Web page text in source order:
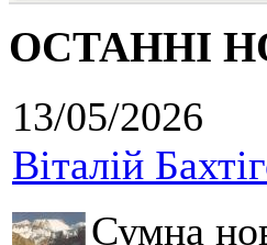
ОСТАННІ
13/05/2026
Віталій
Сумна